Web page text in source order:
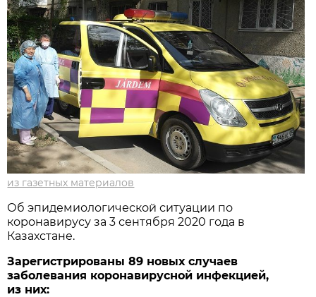
из газетных материалов
Об эпидемиологической ситуации по
коронавирусу за 3 сентября 2020 года в
Казахстане.
Зарегистрированы 89 новых случаев
заболевания коронавирусной инфекцией,
из них: